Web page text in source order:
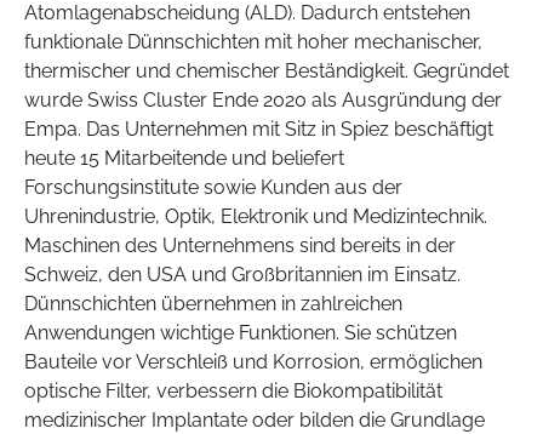
Atomlagenabscheidung (ALD). Dadurch entstehen
funktionale Dünnschichten mit hoher mechanischer,
thermischer und chemischer Beständigkeit. Gegründet
wurde Swiss Cluster Ende 2020 als Ausgründung der
Empa. Das Unternehmen mit Sitz in Spiez beschäftigt
heute 15 Mitarbeitende und beliefert
Forschungsinstitute sowie Kunden aus der
Uhrenindustrie, Optik, Elektronik und Medizintechnik.
Maschinen des Unternehmens sind bereits in der
Schweiz, den USA und Großbritannien im Einsatz.
Dünnschichten übernehmen in zahlreichen
Anwendungen wichtige Funktionen. Sie schützen
Bauteile vor Verschleiß und Korrosion, ermöglichen
optische Filter, verbessern die Biokompatibilität
medizinischer Implantate oder bilden die Grundlage